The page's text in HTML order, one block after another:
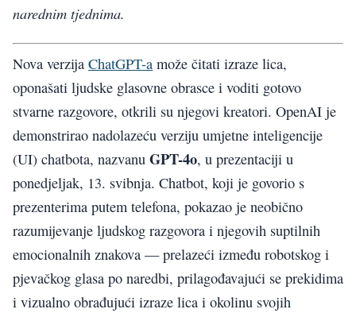
narednim tjednima.
Nova verzija ChatGPT-a može čitati izraze lica,
oponašati ljudske glasovne obrasce i voditi gotovo
stvarne razgovore, otkrili su njegovi kreatori. OpenAI je
demonstrirao nadolazeću verziju umjetne inteligencije
(UI) chatbota, nazvanu GPT-4o, u prezentaciji u
ponedjeljak, 13. svibnja. Chatbot, koji je govorio s
prezenterima putem telefona, pokazao je neobično
razumijevanje ljudskog razgovora i njegovih suptilnih
emocionalnih znakova — prelazeći između robotskog i
pjevačkog glasa po naredbi, prilagođavajući se prekidima
i vizualno obrađujući izraze lica i okolinu svojih